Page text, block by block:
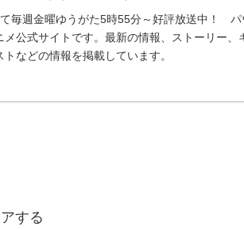
毎週金曜ゆうがた5時55分～好評放送中！ パ
メ公式サイトです。最新の情報、ストーリー、
などの情報を掲載しています。
する